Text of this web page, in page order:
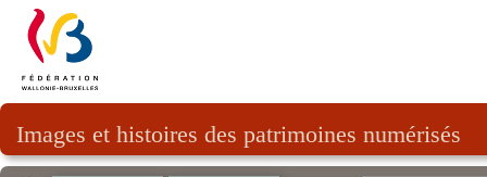
Images et histoires des patrimoines numérisés